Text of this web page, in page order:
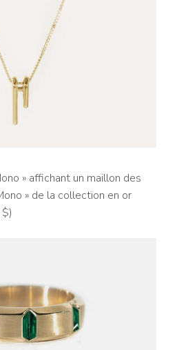
» affichant un maillon des
» de la collection en or